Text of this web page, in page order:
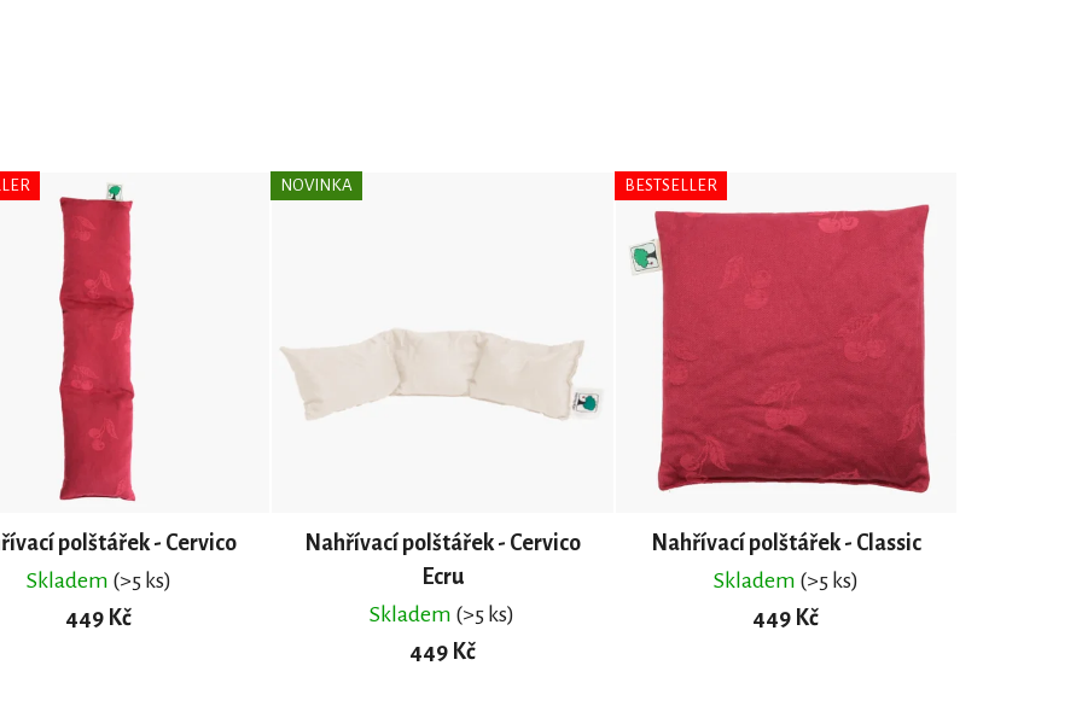
polštářek - Cervico
Skladem (>5 ks)
449 Kč
NOVINKA
Nahřívací polštářek - Cervico
Ecru
Skladem (>5 ks)
449 Kč
BESTSELLER
Nahřívací polštářek - Classic
Skladem (>5 ks)
449 Kč